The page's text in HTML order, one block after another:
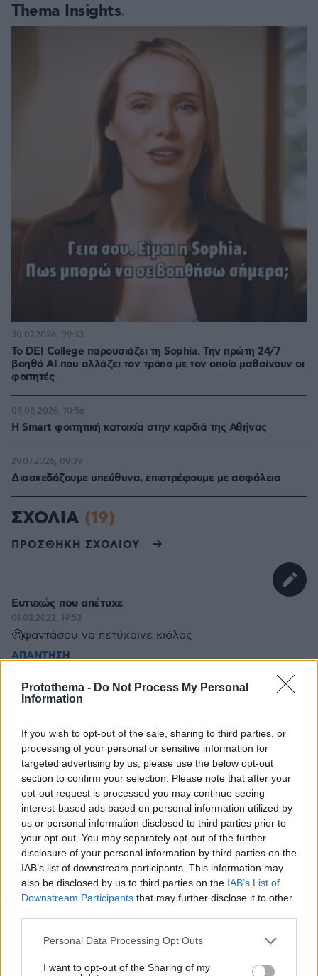
Protothema - Do Not Process My Personal
Information
If you wish to opt-out of the sale, sharing to third parties, or
processing of your personal or sensitive information for
targeted advertising by us, please use the below opt-out
section to confirm your selection. Please note that after your
opt-out request is processed you may continue seeing
interest-based ads based on personal information utilized by
us or personal information disclosed to third parties prior to
your opt-out. You may separately opt-out of the further
disclosure of your personal information by third parties on the
IAB’s list of downstream participants. This information may
also be disclosed by us to third parties on the IAB’s List of
Downstream Participants that may further disclose it to other
Please note that this website/app uses one or more Google
not limited to your visit or usage behaviour. You may click to
Personal Data Processing Opt Outs
I want to opt-out of the Sharing of my
Thema Insights
Το DEI College παρουσιάζει τη Sophia. Την πρώτη 24/7
βοηθό AI που αλλάζει τον τρόπο με τον οποίο μαθαίνουν οι
φοιτητές
30.07.2026, 09:33
Η Smart φοιτητική κατοικία στην καρδιά της Αθήνας
03.08.2026, 10:56
Διασκεδάζουμε υπεύθυνα, επιστρέφουμε με ασφάλεια
29.07.2026, 09:39
ΣΧΟΛΙΑ (19)
ΠΡΟΣΘΗΚΗ ΣΧΟΛΙΟΥ
Ευτυχώς που απέτυχε
01.03.2022, 19:53
🤔φαντάσου να πετύχαινε κιόλας
ΑΠΑΝΤΗΣΗ
Για λόγους προπαγάνδας οι Δυτικοί άφησαν να
εννοηθε,πως η Ρωσία θα κέρδιζε την Ουκρανία μέσα
σε 48 ώρες. Αυτό προφανώς και δεν είναι
εφικτό,εκτός εάν έριχνε πυρηνικά ώστε να μην μείνει
κανένας να διαπραγματευτεί,στην πραγματικότητα
όμως απαιτείται ένα χρονικό διάστημα για να κινηθεί
ο στρατός,να καταλάβει τους αντικειμενικούς
σκοπούς του και να συνεχίσει την προέλαση του.
Θεωρώ πως είναι μέσα στους στόχους τους,ασχέτως
εάν τώρα οι Δυτικοί λένε για
καθυστερήσεις,θυμωμένο Πούτιν κτλπ. Καλό είναι να
βλέπουμε την πραγματικότητα,ασχέτως εάν έχουμε
επιλέξει πλευρά. Τώρα εάν θα "βαλτώσει" κατά την
δούμε.
ΑΠΑΝΤΗΣΗ